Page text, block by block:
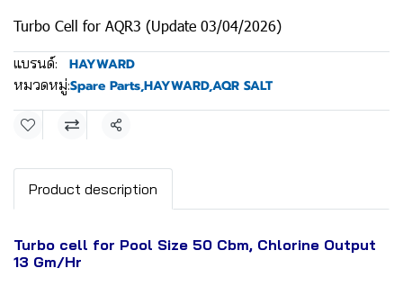
Turbo Cell for AQR3 (Update 03/04/2026)
แบรนด์: HAYWARD
หมวดหมู่:Spare Parts,HAYWARD,AQR SALT
แชร์
Product description
Turbo cell for Pool Size 50 Cbm, Chlorine Output
13 Gm/Hr